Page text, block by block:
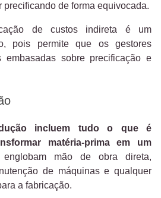
precificando de forma equivocada.
de custos indireta é um
pois permite que os gestores
embasadas sobre precificação e
incluem
tudo o que é
matéria-prima em um
mão de obra direta,
de máquinas e qualquer
a fabricação.